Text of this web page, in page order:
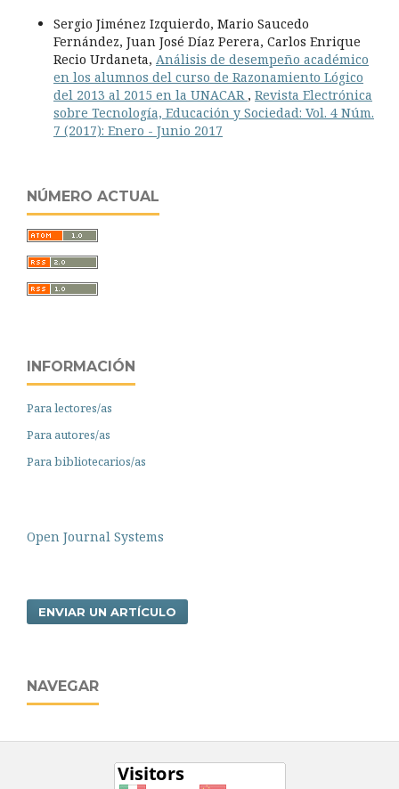
Sergio Jiménez Izquierdo, Mario Saucedo
Fernández, Juan José Díaz Perera, Carlos Enrique
Recio Urdaneta, Análisis de desempeño académico
en los alumnos del curso de Razonamiento Lógico
del 2013 al 2015 en la UNACAR , Revista Electrónica
sobre Tecnología, Educación y Sociedad: Vol. 4 Núm.
7 (2017): Enero - Junio 2017
NÚMERO ACTUAL
INFORMACIÓN
Para lectores/as
Para autores/as
Para bibliotecarios/as
Open Journal Systems
ENVIAR UN ARTÍCULO
NAVEGAR